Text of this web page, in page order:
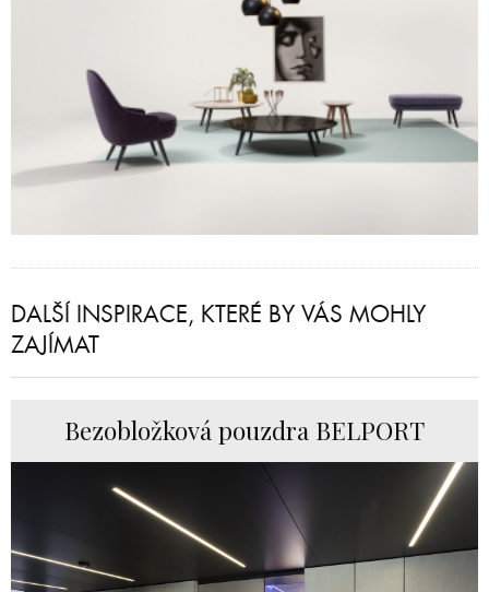
DALŠÍ INSPIRACE, KTERÉ BY VÁS MOHLY
ZAJÍMAT
Bezobložková pouzdra BELPORT